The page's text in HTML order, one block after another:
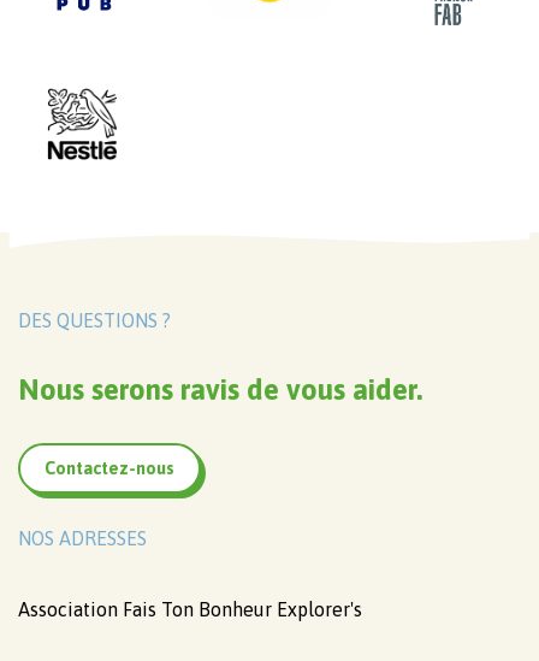
DES QUESTIONS ?
Nous serons ravis de vous aider.
Contactez-nous
NOS ADRESSES
Association Fais Ton Bonheur Explorer's